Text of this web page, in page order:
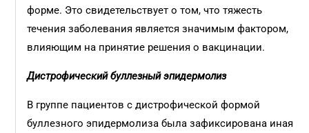
форме. Это свидетельствует о том, что тяжесть
течения заболевания является значимым фактором,
влияющим на принятие решения о вакцинации.
Дистрофический буллезный эпидермолиз
В группе пациентов с дистрофической формой
буллезного эпидермолиза была зафиксирована иная